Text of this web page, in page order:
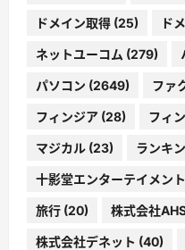
ドメイン取得 (25) ド
ネットユーコム (279)
パソコン (2649) ファ
フィンジア (28) フィ
マジカル (23) ランキ
十影堂エンターテイメント
旅行 (20) 株式会社
株式会社デネット (40)